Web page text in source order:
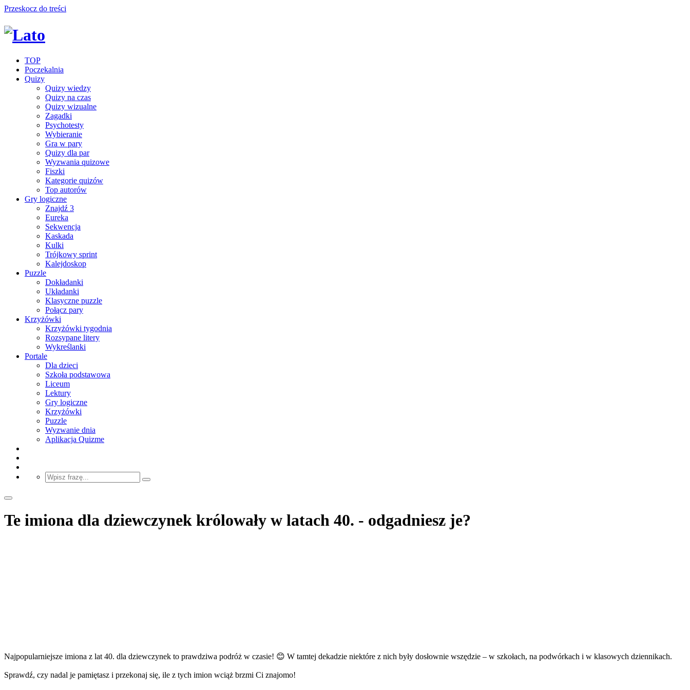
Przeskocz do treści
TOP
Poczekalnia
Quizy
Quizy wiedzy
Quizy na czas
Quizy wizualne
Zagadki
Psychotesty
Wybieranie
Gra w pary
Quizy dla par
Wyzwania quizowe
Fiszki
Kategorie quizów
Top autorów
Gry logiczne
Znajdź 3
Eureka
Sekwencja
Kaskada
Kulki
Trójkowy sprint
Kalejdoskop
Puzzle
Dokładanki
Układanki
Klasyczne puzzle
Połącz pary
Krzyżówki
Krzyżówki tygodnia
Rozsypane litery
Wykreślanki
Portale
Dla dzieci
Szkoła podstawowa
Liceum
Lektury
Gry logiczne
Krzyżówki
Puzzle
Wyzwanie dnia
Aplikacja Quizme
Te imiona dla dziewczynek królowały w latach 40. - odgadniesz je?
Najpopularniejsze imiona z lat 40. dla dziewczynek to prawdziwa podróż w czasie! 😊 W tamtej dekadzie niektóre z nich były dosłownie wszędzie – w szkołach, na podwórkach i w klasowych dziennikach.
Sprawdź, czy nadal je pamiętasz i przekonaj się, ile z tych imion wciąż brzmi Ci znajomo!